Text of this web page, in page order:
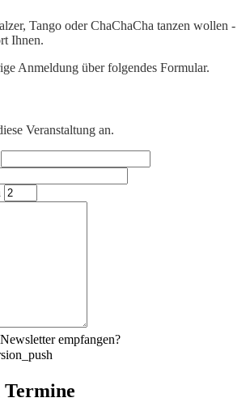
Tango oder ChaChaCha tanzen wollen -
Ihnen.
Anmeldung über folgendes Formular.
Veranstaltung an.
empfangen?
Termine